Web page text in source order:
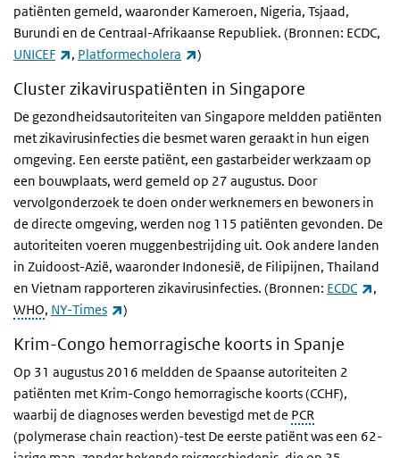
patiënten gemeld, waaronder Kameroen, Nigeria, Tsjaad,
Burundi en de Centraal-Afrikaanse Republiek. (Bronnen: ECDC,
UNICEF
(externe link)
, Platformecholera (externe link)
)
Cluster zikaviruspatiënten in Singapore
De gezondheidsautoriteiten van Singapore meldden patiënten
met zikavirusinfecties die besmet waren geraakt in hun eigen
omgeving. Een eerste patiënt, een gastarbeider werkzaam op
een bouwplaats, werd gemeld op 27 augustus. Door
vervolgonderzoek te doen onder werknemers en bewoners in
de directe omgeving, werden nog 115 patiënten gevonden. De
autoriteiten voeren muggenbestrijding uit. Ook andere landen
in Zuidoost-Azië, waaronder Indonesië, de Filipijnen, Thailand
en Vietnam rapporteren zikavirusinfecties. (Bronnen: ECDC
,
WHO, NY-Times (externe link)
)
Krim-Congo hemorragische koorts in Spanje
Op 31 augustus 2016 meldden de Spaanse autoriteiten 2
patiënten met Krim-Congo hemorragische koorts (CCHF),
waarbij de diagnoses werden bevestigd met de PCR
(polymerase chain reaction)-test De eerste patiënt was een 62-